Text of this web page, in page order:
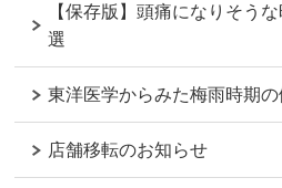
【保存版】頭痛になりそう
選
東洋医学からみた梅雨時期
店舗移転のお知らせ